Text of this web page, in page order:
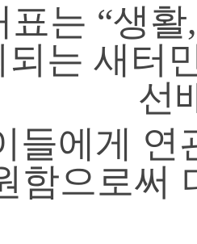
표는 “생
되는 새터
선
들에게 연
함으로써